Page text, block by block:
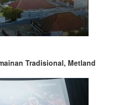
Tradisional, Metland